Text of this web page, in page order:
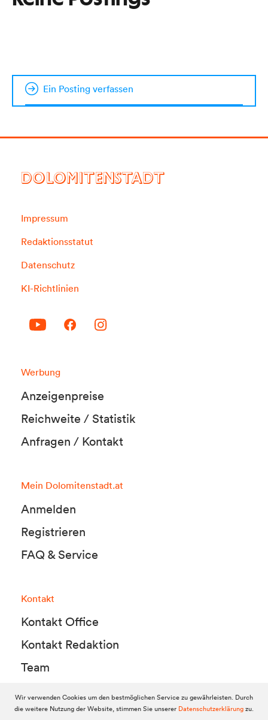
Ein Posting verfassen
DOLOMITENSTADT
Impressum
Redaktionsstatut
Datenschutz
KI-Richtlinien
Werbung
Anzeigenpreise
Reichweite / Statistik
Anfragen / Kontakt
Mein Dolomitenstadt.at
Anmelden
Registrieren
FAQ & Service
Kontakt
Kontakt Office
Kontakt Redaktion
Team
© 2010-2026 Dolomitenstadt.at
Wir verwenden Cookies um den bestmöglichen Service zu gewährleisten. Durch
die weitere Nutzung der Website, stimmen Sie unserer Datenschutzerklärungzu.